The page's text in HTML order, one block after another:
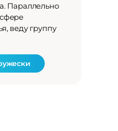
Параллельно
веду группу